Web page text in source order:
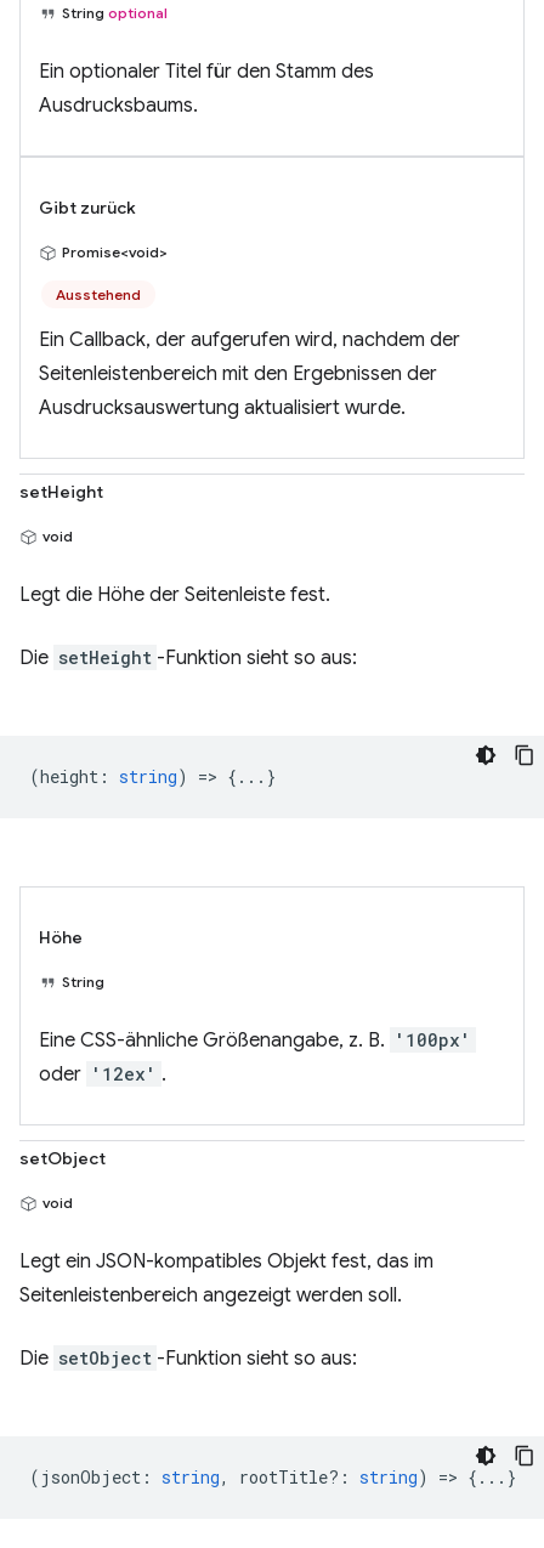
String optional
Ein optionaler Titel für den Stamm des
Ausdrucksbaums.
Gibt zurück
Promise<void>
Ausstehend
Ein Callback, der aufgerufen wird, nachdem der
Seitenleistenbereich mit den Ergebnissen der
Ausdrucksauswertung aktualisiert wurde.
setHeight
void
Legt die Höhe der Seitenleiste fest.
Die setHeight -Funktion sieht so aus:
(height : string) => {...}
Höhe
String
Eine CSS-ähnliche Größenangabe, z. B. '100px'
oder '12ex' .
setObject
void
Legt ein JSON-kompatibles Objekt fest, das im
Seitenleistenbereich angezeigt werden soll.
Die setObject -Funktion sieht so aus:
( jsonObject : string, rootTitle? : string) => {...}